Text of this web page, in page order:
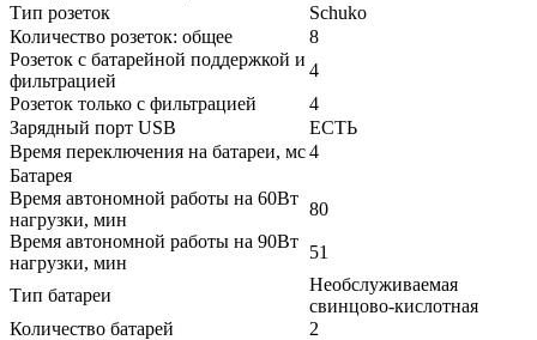
Тип розеток
Schuko
Количество розеток: общее
8
Розеток с батарейной поддержкой и
фильтрацией
4
Розеток только с фильтрацией
4
Зарядный порт USB
ЕСТЬ
Время переключения на батареи, мс4
Батарея
Время автономной работы на 60Вт
нагрузки, мин
80
Время автономной работы на 90Вт
нагрузки, мин
51
Тип батареи
Необслуживаемая
свинцово-кислотная
Количество батарей
2